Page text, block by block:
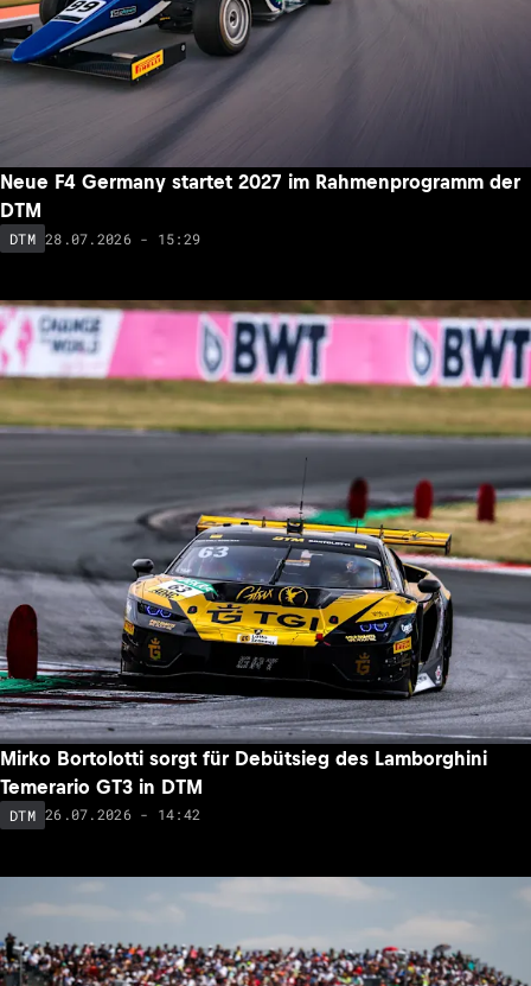
Neue F4 Germany startet 2027 im Rahmenprogramm der
DTM
DTM 28.07.2026 - 15:29
Mirko Bortolotti sorgt für Debütsieg des Lamborghini
Temerario GT3 in DTM
DTM 26.07.2026 - 14:42